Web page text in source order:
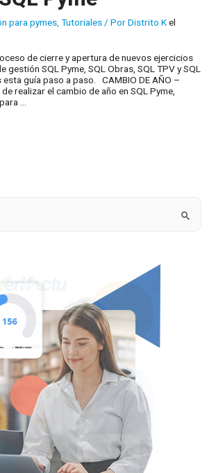
para pymes,Tutoriales/ PorDistrito Kel
de cierre y apertura de nuevos ejercicios
gestión SQL Pyme, SQL Obras, SQL TPV y SQL
guía paso a paso. CAMBIO DE AÑO –
realizar el cambio de año en SQL Pyme,
…